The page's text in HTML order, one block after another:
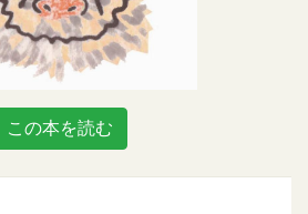
この本を読む